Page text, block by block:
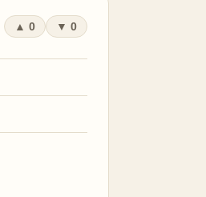
▲ 0 ▼ 0